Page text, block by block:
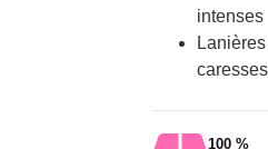
intenses
100 %